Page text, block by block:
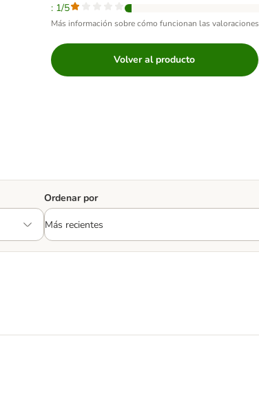
: 1/5
Más información sobre cómo funcionan las valoraciones
Volver al producto
Ordenar por